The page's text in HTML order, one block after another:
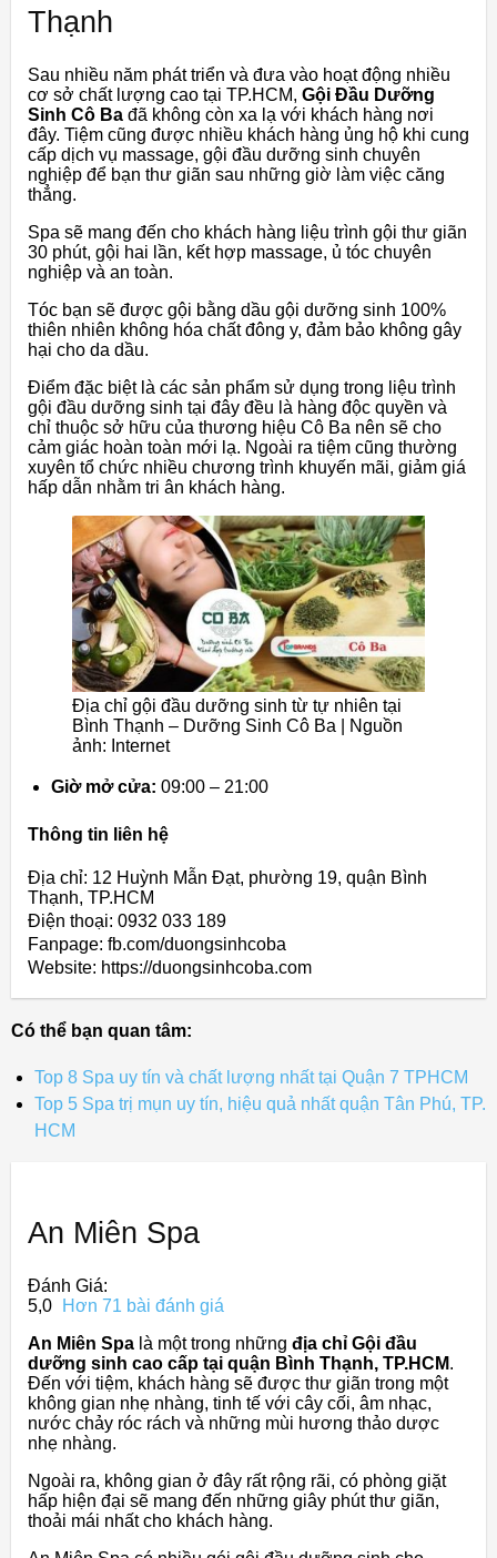
Thạnh
Sau nhiều năm phát triển và đưa vào hoạt động nhiều
cơ sở chất lượng cao tại TP.HCM, Gội Đầu Dưỡng
Sinh Cô Ba đã không còn xa lạ với khách hàng nơi
đây. Tiệm cũng được nhiều khách hàng ủng hộ khi cung
cấp dịch vụ massage, gội đầu dưỡng sinh chuyên
nghiệp để bạn thư giãn sau những giờ làm việc căng
thẳng.
Spa sẽ mang đến cho khách hàng liệu trình gội thư giãn
30 phút, gội hai lần, kết hợp massage, ủ tóc chuyên
nghiệp và an toàn.
Tóc bạn sẽ được gội bằng dầu gội dưỡng sinh 100%
thiên nhiên không hóa chất đông y, đảm bảo không gây
hại cho da dầu.
Điểm đặc biệt là các sản phẩm sử dụng trong liệu trình
gội đầu dưỡng sinh tại đây đều là hàng độc quyền và
chỉ thuộc sở hữu của thương hiệu Cô Ba nên sẽ cho
cảm giác hoàn toàn mới lạ. Ngoài ra tiệm cũng thường
xuyên tổ chức nhiều chương trình khuyến mãi, giảm giá
hấp dẫn nhằm tri ân khách hàng.
Địa chỉ gội đầu dưỡng sinh từ tự nhiên tại
Bình Thạnh – Dưỡng Sinh Cô Ba | Nguồn
ảnh: Internet
Giờ mở cửa: 09:00 – 21:00
Thông tin liên hệ
Địa chỉ: 12 Huỳnh Mẫn Đạt, phường 19, quận Bình
Thạnh, TP.HCM
Điện thoại: 0932 033 189
Fanpage: fb.com/duongsinhcoba
Website: https://duongsinhcoba.com
Có thể bạn quan tâm:
Top 8 Spa uy tín và chất lượng nhất tại Quận 7 TPHCM
Top 5 Spa trị mụn uy tín, hiệu quả nhất quận Tân Phú, TP.
HCM
An Miên Spa
Đánh Giá:
5,0
Hơn 71 bài đánh giá
An Miên Spa là một trong những địa chỉ Gội đầu
dưỡng sinh cao cấp tại quận Bình Thạnh, TP.HCM.
Đến với tiệm, khách hàng sẽ được thư giãn trong một
không gian nhẹ nhàng, tinh tế với cây cối, âm nhạc,
nước chảy róc rách và những mùi hương thảo dược
nhẹ nhàng.
Ngoài ra, không gian ở đây rất rộng rãi, có phòng giặt
hấp hiện đại sẽ mang đến những giây phút thư giãn,
thoải mái nhất cho khách hàng.